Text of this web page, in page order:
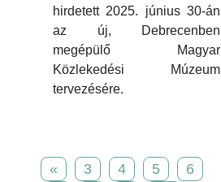
hirdetett 2025. június 30-án
az új, Debrecenben
megépülő Magyar
Közlekedési Múzeum
tervezésére.
« 3 4 5
6